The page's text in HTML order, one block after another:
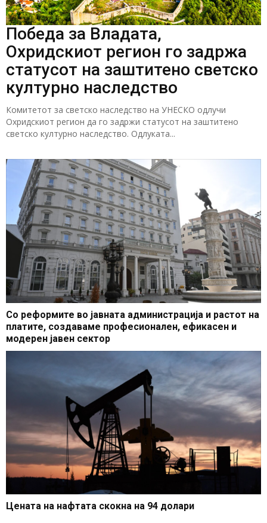
Победа за Владата,
Охридскиот регион го задржа
статусот на заштитено светско
културно наследство
Комитетот за светско наследство на УНЕСКО одлучи
Охридскиот регион да го задржи статусот на заштитено
светско културно наследство. Одлуката...
Со реформите во јавната администрација и растот на
платите, создаваме професионален, ефикасен и
модерен јавен сектор
Цената на нафтата скокна на 94 долари